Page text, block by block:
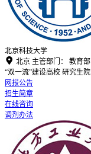
北京科技大学
 北京 主管部门：
教育部
“双一流”建设高校 研究生院
网报公告
招生简章
在线咨询
调剂办法